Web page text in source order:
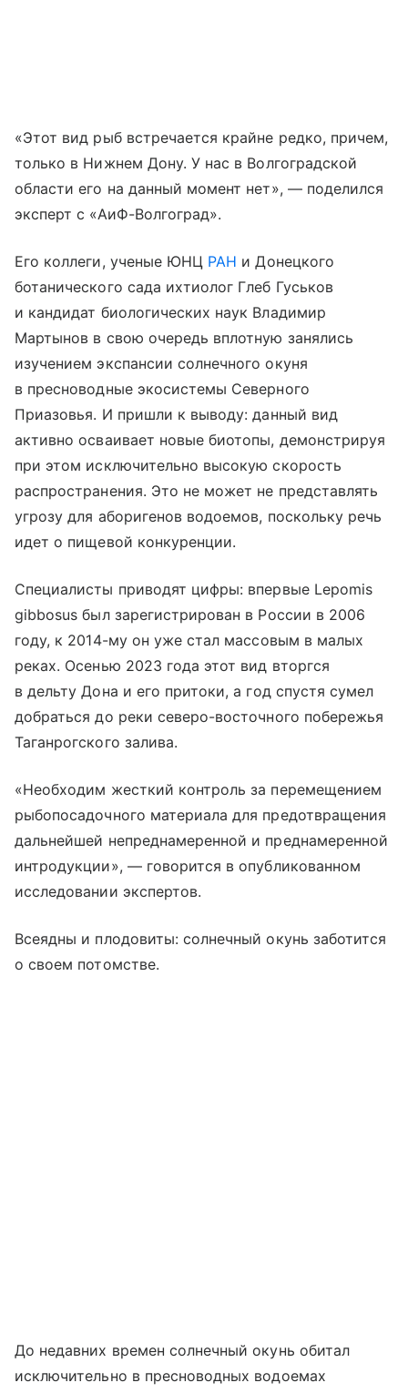
«Этот вид рыб встречается крайне редко, причем,
только в Нижнем Дону. У нас в Волгоградской
области его на данный момент нет», — поделился
эксперт с «АиФ-Волгоград».
Его коллеги, ученые ЮНЦ РАН и Донецкого
ботанического сада ихтиолог Глеб Гуськов
и кандидат биологических наук Владимир
Мартынов в свою очередь вплотную занялись
изучением экспансии солнечного окуня
в пресноводные экосистемы Северного
Приазовья. И пришли к выводу: данный вид
активно осваивает новые биотопы, демонстрируя
при этом исключительно высокую скорость
распространения. Это не может не представлять
угрозу для аборигенов водоемов, поскольку речь
идет о пищевой конкуренции.
Специалисты приводят цифры: впервые Lepomis
gibbosus был зарегистрирован в России в 2006
году, к 2014-му он уже стал массовым в малых
реках. Осенью 2023 года этот вид вторгся
в дельту Дона и его притоки, а год спустя сумел
добраться до реки северо-восточного побережья
Таганрогского залива.
«Необходим жесткий контроль за перемещением
рыбопосадочного материала для предотвращения
дальнейшей непреднамеренной и преднамеренной
интродукции», — говорится в опубликованном
исследовании экспертов.
Всеядны и плодовиты: солнечный окунь заботится
о своем потомстве.
До недавних времен солнечный окунь обитал
исключительно в пресноводных водоемах